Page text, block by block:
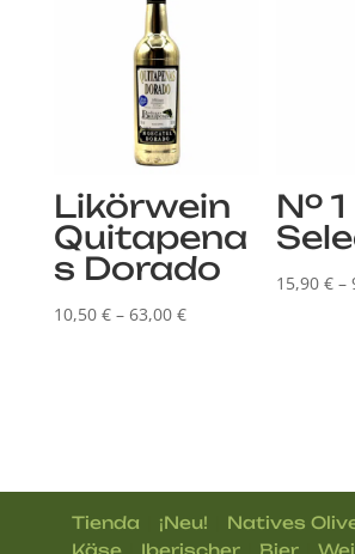
Likörwein
Quitapena
s Dorado
10,50 € – 63,00 €Preisspanne:
Nº 1
15,90€ –
Tienda ¡Neu! Natives